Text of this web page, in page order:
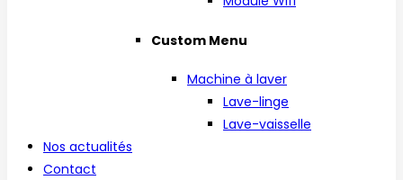
Custom Menu
Machine à laver
Lave-linge
Lave-vaisselle
Nos actualités
Contact